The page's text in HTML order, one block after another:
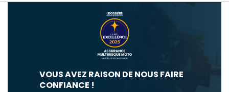
VOUS AVEZ RAISON DE NOUS FAIRE
CONFIANCE !